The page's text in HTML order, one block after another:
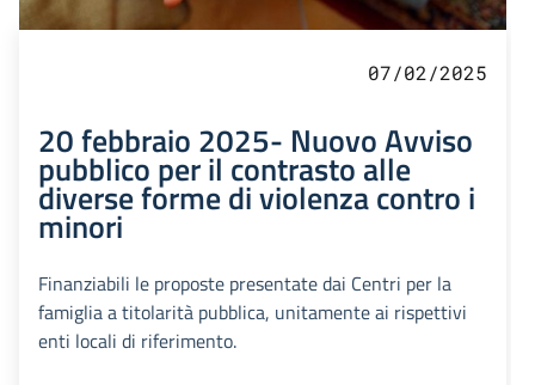
07/02/2025
20 febbraio 2025- Nuovo Avviso
pubblico per il contrasto alle
diverse forme di violenza contro i
minori
Finanziabili le proposte presentate dai Centri per la
famiglia a titolarità pubblica, unitamente ai rispettivi
enti locali di riferimento.